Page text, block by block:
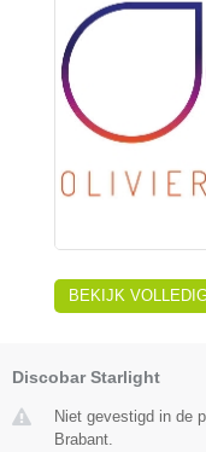
BEKIJK
Discobar Starlight
Niet gevestigd in de
Brabant.